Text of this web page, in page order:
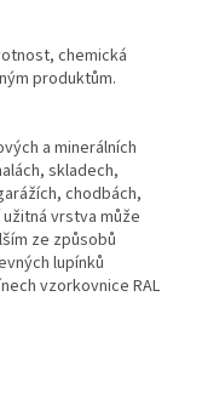
chemická
produktům.
a minerálních
skladech,
chodbách,
vrstva může
ze způsobů
lupínků
vzorkovnice RAL